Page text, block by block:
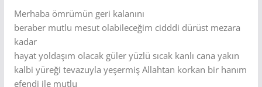
Merhaba ömrümün geri kalanını
beraber mutlu mesut olabileceğim cidddi dürüst mezara
kadar
hayat yoldaşım olacak güler yüzlü sıcak kanlı cana yakın
kalbi yüreği tevazuyla yeşermiş Allahtan korkan bir hanım
efendi ile mutlu